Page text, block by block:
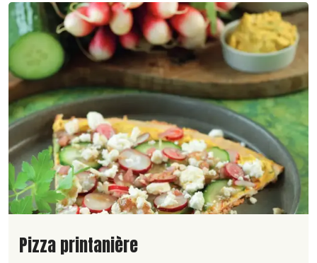
Lire la suite de la recette
Pizza printanière